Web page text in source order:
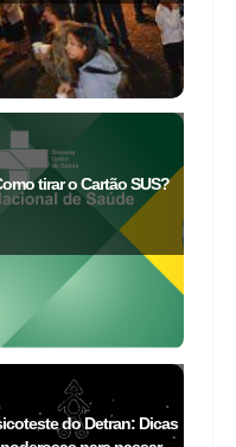
tirar o Cartão SUS?
do Detran: Dicas